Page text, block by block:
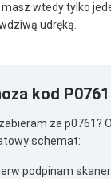
wtedy tylko
udręką.
kod P0761
za p0761?
schemat:
podpinam skaner